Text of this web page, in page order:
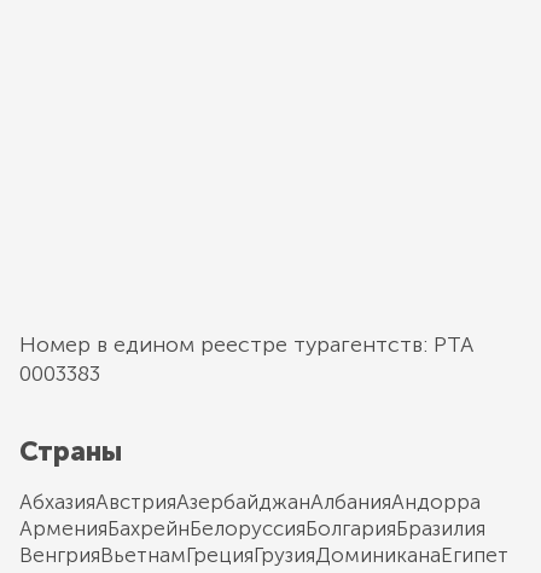
Номер в едином реестре турагентств: РТА
0003383
Страны
АбхазияАвстрияАзербайджанАлбанияАндорра
АрменияБахрейнБелоруссияБолгарияБразилия
ВенгрияВьетнамГрецияГрузияДоминиканаЕгипет